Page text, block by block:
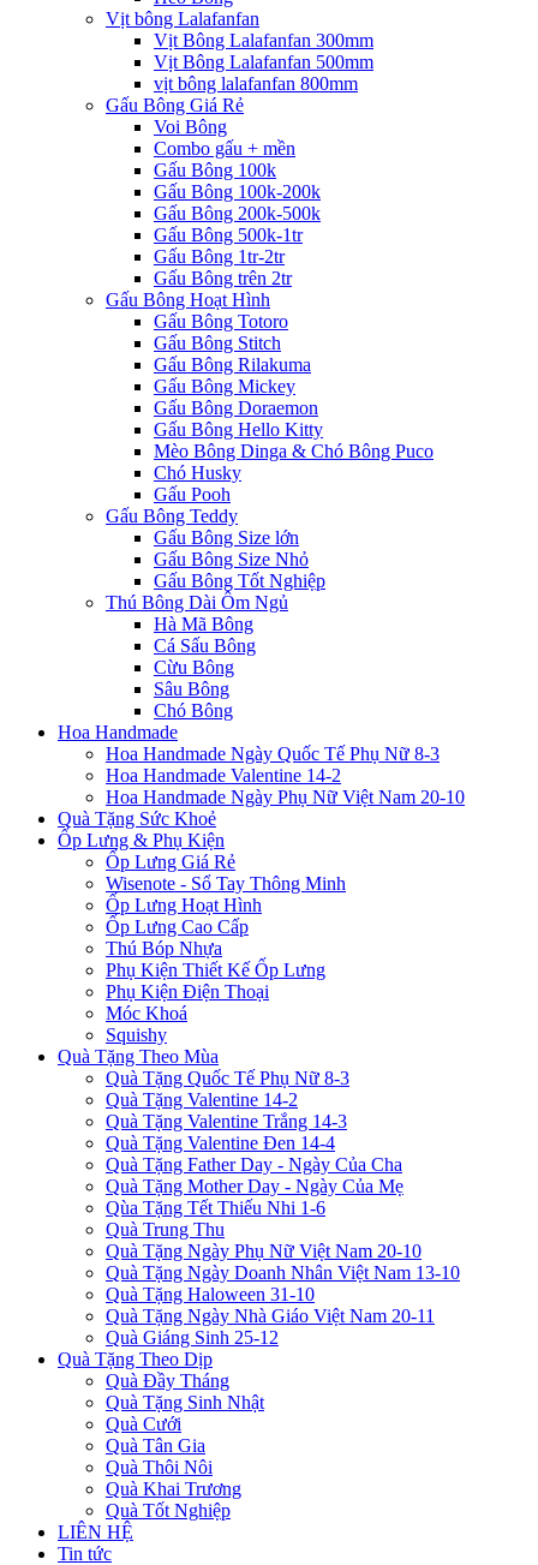
Vịt bông Lalafanfan
Vịt Bông Lalafanfan 300mm
Vịt Bông Lalafanfan 500mm
vịt bông lalafanfan 800mm
Gấu Bông Giá Rẻ
Voi Bông
Combo gấu + mền
Gấu Bông 100k
Gấu Bông 100k-200k
Gấu Bông 200k-500k
Gấu Bông 500k-1tr
Gấu Bông 1tr-2tr
Gấu Bông trên 2tr
Gấu Bông Hoạt Hình
Gấu Bông Totoro
Gấu Bông Stitch
Gấu Bông Rilakuma
Gấu Bông Mickey
Gấu Bông Doraemon
Gấu Bông Hello Kitty
Mèo Bông Dinga & Chó Bông Puco
Chó Husky
Gấu Pooh
Gấu Bông Teddy
Gấu Bông Size lớn
Gấu Bông Size Nhỏ
Gấu Bông Tốt Nghiệp
Thú Bông Dài Ôm Ngủ
Hà Mã Bông
Cá Sấu Bông
Cừu Bông
Sâu Bông
Chó Bông
Hoa Handmade
Hoa Handmade Ngày Quốc Tế Phụ Nữ 8-3
Hoa Handmade Valentine 14-2
Hoa Handmade Ngày Phụ Nữ Việt Nam 20-10
Quà Tặng Sức Khoẻ
Ốp Lưng & Phụ Kiện
Ốp Lưng Giá Rẻ
Wisenote - Sổ Tay Thông Minh
Ốp Lưng Hoạt Hình
Ốp Lưng Cao Cấp
Thú Bóp Nhựa
Phụ Kiện Thiết Kế Ốp Lưng
Phụ Kiện Điện Thoại
Móc Khoá
Squishy
Quà Tặng Theo Mùa
Quà Tặng Quốc Tế Phụ Nữ 8-3
Quà Tặng Valentine 14-2
Quà Tặng Valentine Trắng 14-3
Quà Tặng Valentine Đen 14-4
Quà Tặng Father Day - Ngày Của Cha
Quà Tặng Mother Day - Ngày Của Mẹ
Qùa Tặng Tết Thiếu Nhi 1-6
Quà Trung Thu
Quà Tặng Ngày Phụ Nữ Việt Nam 20-10
Quà Tặng Ngày Doanh Nhân Việt Nam 13-10
Quà Tặng Haloween 31-10
Quà Tặng Ngày Nhà Giáo Việt Nam 20-11
Quà Giáng Sinh 25-12
Quà Tặng Theo Dịp
Quà Đầy Tháng
Quà Tặng Sinh Nhật
Quà Cưới
Quà Tân Gia
Quà Thôi Nôi
Quà Khai Trương
Quà Tốt Nghiệp
LIÊN HỆ
Tin tức